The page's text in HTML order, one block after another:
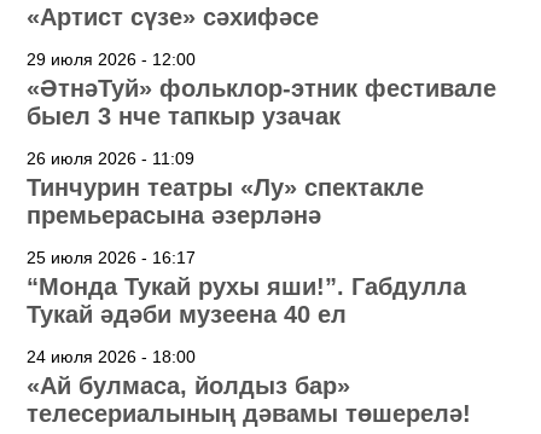
«Артист сүзе» сәхифәсе
29 июля 2026 - 12:00
«ӘтнәТуй» фольклор-этник фестивале
быел 3 нче тапкыр узачак
26 июля 2026 - 11:09
Тинчурин театры «Лу» спектакле
премьерасына әзерләнә
25 июля 2026 - 16:17
“Монда Тукай рухы яши!”. Габдулла
Тукай әдәби музеена 40 ел
24 июля 2026 - 18:00
«Ай булмаса, йолдыз бар»
телесериалының дәвамы төшерелә!